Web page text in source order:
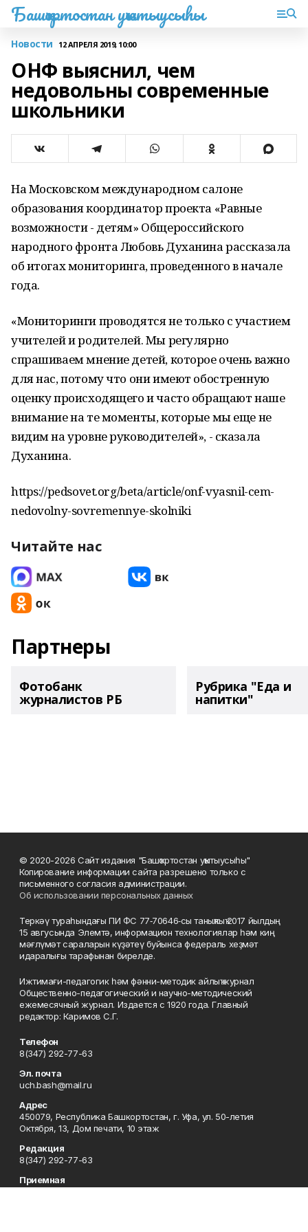
Башҡортостан уҡытыусыһы
Новости 12 АПРЕЛЯ 2019, 10:00
ОНФ выяснил, чем
недовольны современные
школьники
На Московском международном салоне
образования координатор проекта «Равные
возможности - детям» Общероссийского
народного фронта Любовь Духанина рассказала
об итогах мониторинга, проведенного в начале
года.
«Мониторинги проводятся не только с участием
учителей и родителей. Мы регулярно
спрашиваем мнение детей, которое очень важно
для нас, потому что они имеют обостренную
оценку происходящего и часто обращают наше
внимание на те моменты, которые мы еще не
видим на уровне руководителей», - сказала
Духанина.
https://pedsovet.org/beta/article/onf-vyasnil-cem-
nedovolny-sovremennye-skolniki
Читайте нас
Партнеры
Фотобанк
журналистов РБ
Рубрика "Еда и
напитки"
© 2020-2026 Сайт издания "Башҡортостан уҡытыусыһы"
Копирование информации сайта разрешено только с
письменного согласия администрации.
Об использовании персональных данных
Теркәү тураһындағы ПИ ФС 77‑70646‑сы таныҡлыҡ 2017 йылдың
15 авгусында Элемтә, информацион технологиялар һәм киң
мәғлүмәт сараларын күҙәтеү буйынса федераль хеҙмәт
идаралығы тарафынан бирелде.
Ижтимағи-педагогик һәм фәнни-методик айлыҡ журнал
Общественно-педагогический и научно-методический
ежемесячный журнал. Издается с 1920 года. Главный
редактор: Каримов С.Г.
Телефон
8(347) 292-77-63
Эл. почта
uch.bash@mail.ru
Адрес
450079, Республика Башкортостан, г. Уфа, ул. 50-летия
Октября, 13, Дом печати, 10 этаж
Редакция
8(347) 292-77-63
Приемная
8(347) 292-77-63